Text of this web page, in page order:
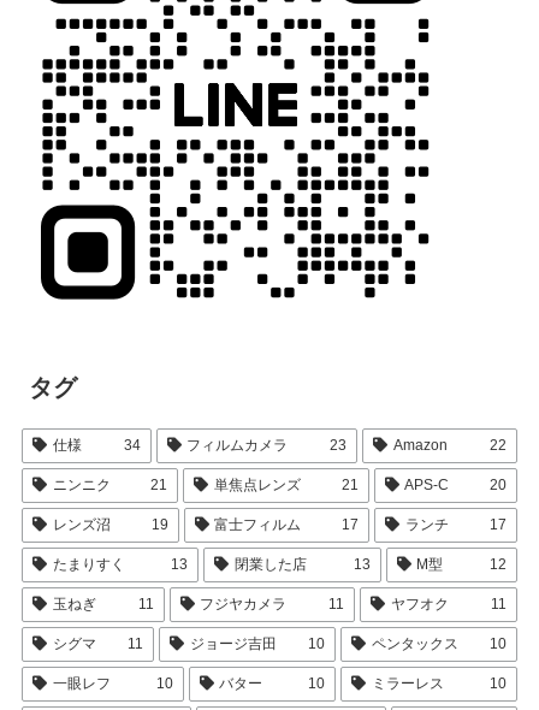
タグ
仕様 34 フィルムカメラ 23 Amazon 22
ニンニク 21 単焦点レンズ 21 APS-C 20
レンズ沼 19 富士フィルム 17 ランチ 17
たまりすく 13 閉業した店 13 M型 12
玉ねぎ 11 フジヤカメラ 11 ヤフオク 11
シグマ 11 ジョージ吉田 10 ペンタックス 10
一眼レフ 10 バター 10 ミラーレス 10